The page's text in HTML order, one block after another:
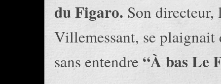
du Figaro. Son
Villemessant, se
sans entendre “À bas Le